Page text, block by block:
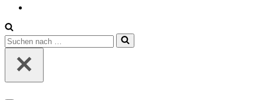
Suchen
nach …